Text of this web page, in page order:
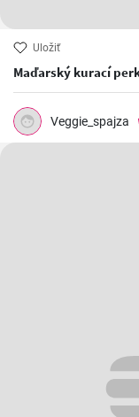
Uložiť
Maďarský kurací
Veggie_spajza